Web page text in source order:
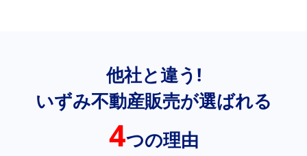
他社と違う!
いずみ不動産販売が選ばれる
4つの理由